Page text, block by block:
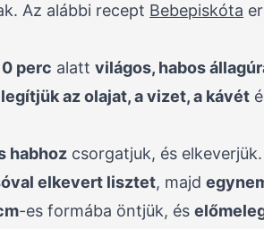
Az alábbi recept Bebepiskóta
perc alatt világos, habos
az olajat, a vizet, a kávét
habhoz csorgatjuk, és elkeverjük.
elkevert lisztet, majd
-es formába öntjük, és